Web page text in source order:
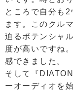
ところで自分も
ます。このクル
迫るポテンシャ
度が高いですね
感できました。
そして『
ーオーディオを